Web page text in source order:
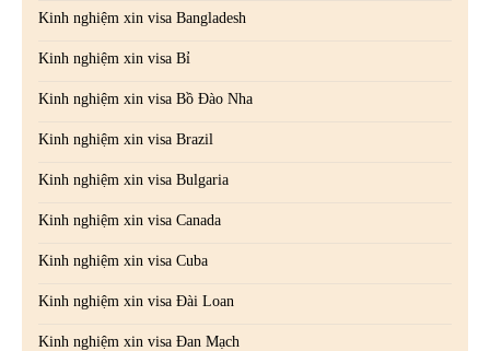
Kinh nghiệm xin visa Bangladesh
Kinh nghiệm xin visa Bỉ
Kinh nghiệm xin visa Bồ Đào Nha
Kinh nghiệm xin visa Brazil
Kinh nghiệm xin visa Bulgaria
Kinh nghiệm xin visa Canada
Kinh nghiệm xin visa Cuba
Kinh nghiệm xin visa Đài Loan
Kinh nghiệm xin visa Đan Mạch